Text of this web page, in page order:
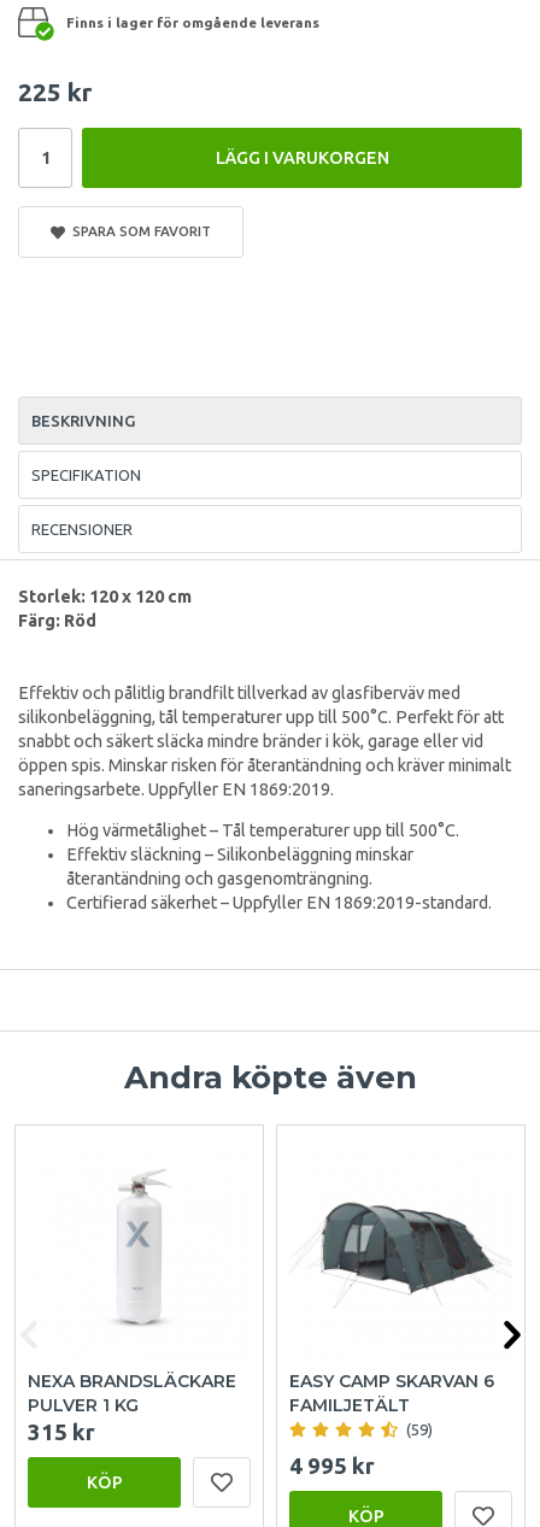
Finns i lager för omgående leverans
225 kr
LÄGG I VARUKORGEN
SPARA SOM FAVORIT
BESKRIVNING
SPECIFIKATION
RECENSIONER
Storlek: 120 x 120 cm
Färg: Röd
Effektiv och pålitlig brandfilt tillverkad av glasfiberväv med
silikonbeläggning, tål temperaturer upp till 500°C. Perfekt för att
snabbt och säkert släcka mindre bränder i kök, garage eller vid
öppen spis. Minskar risken för återantändning och kräver minimalt
saneringsarbete. Uppfyller EN 1869:2019.
Hög värmetålighet – Tål temperaturer upp till 500°C.
Effektiv släckning – Silikonbeläggning minskar
återantändning och gasgenomträngning.
Certifierad säkerhet – Uppfyller EN 1869:2019-standard.
Andra köpte även
NEXA BRANDSLÄCKARE
PULVER 1 KG
315 kr
KÖP
EASY CAMP SKARVAN 6
FAMILJETÄLT
(59)
4 995 kr
KÖP